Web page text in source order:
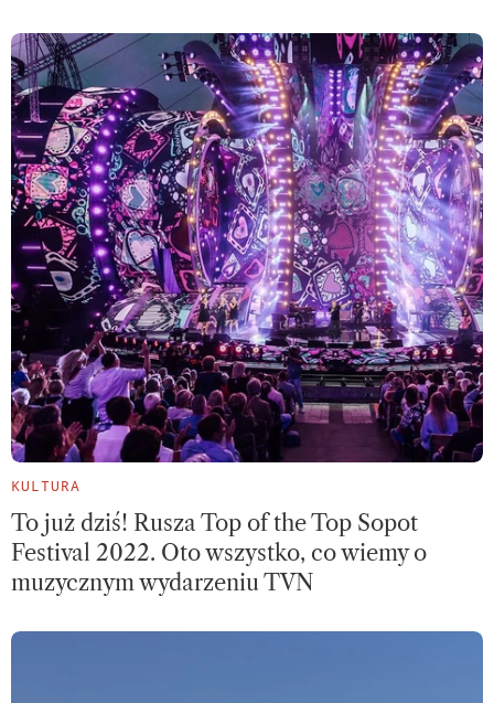
KULTURA
To już dziś! Rusza Top of the Top Sopot
Festival 2022. Oto wszystko, co wiemy o
muzycznym wydarzeniu TVN